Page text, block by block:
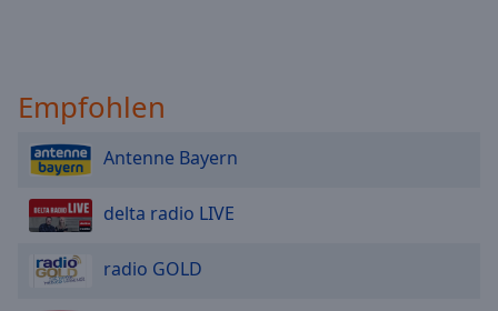
Empfohlen
Antenne Bayern
delta radio LIVE
radio GOLD